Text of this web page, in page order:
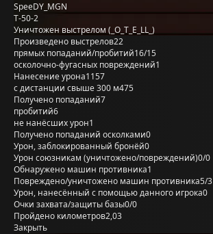
SpeeDY_MGN
Т-50-2
Уничтожен выстрелом (_O_T_E_LL_)
Произведено выстрелов22
прямых попаданий/пробитий16/15
осколочно-фугасных повреждений1
Нанесение урона1157
с дистанции свыше 300 м475
Получено попаданий7
пробитий6
не нанёсших урон1
Получено попаданий осколками0
Урон, заблокированный бронёй0
Урон союзникам (уничтожено/повреждений)0/0
Обнаружено машин противника1
Повреждено/уничтожено машин противника5/3
Урон, нанесённый с помощью данного игрока0
Очки захвата/защиты базы0/0
Пройдено километров2,03
Закрыть